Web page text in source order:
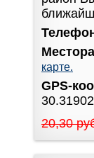
карте.
GPS-
20,30